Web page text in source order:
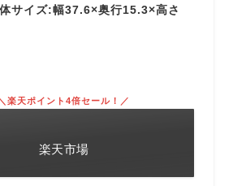
サイズ:幅37.6×奥行15.3×高さ
楽天ポイント4倍セール！／
楽天市場